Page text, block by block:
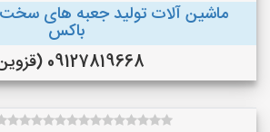
ماشین آلات تولید جعبه های سخت
باکس
09127819668 (قزوین)